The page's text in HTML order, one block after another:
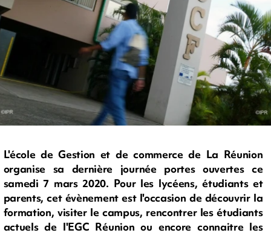
L'école de Gestion et de commerce de La Réunion
organise sa dernière journée portes ouvertes ce
samedi 7 mars 2020. Pour les lycéens, étudiants et
parents, cet évènement est l'occasion de découvrir la
formation, visiter le campus, rencontrer les étudiants
actuels de l'EGC Réunion ou encore connaitre les